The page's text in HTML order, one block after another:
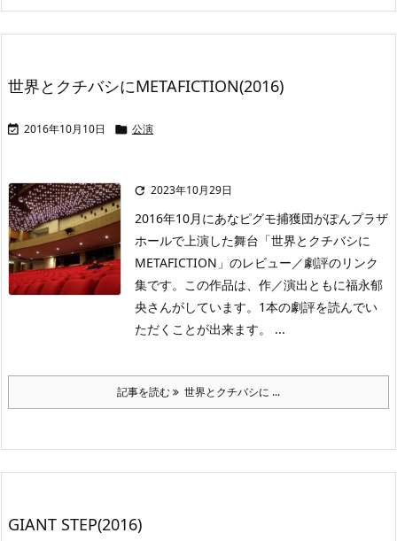
世界とクチバシにMETAFICTION(2016)
 2016年10月10日  公演
 2023年10月29日
2016年10月にあなピグモ捕獲団がぽんプラザ
ホールで上演した舞台「世界とクチバシに
METAFICTION」のレビュー／劇評のリンク
集です。この作品は、作／演出ともに福永郁
央さんがしています。1本の劇評を読んでい
ただくことが出来ます。 ...
記事を読む 世界とクチバシに ...
GIANT STEP(2016)